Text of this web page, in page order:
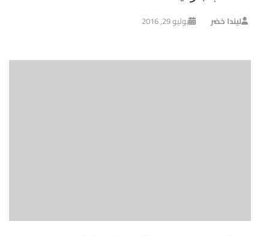
ليندا خضر يوليو 29, 2016